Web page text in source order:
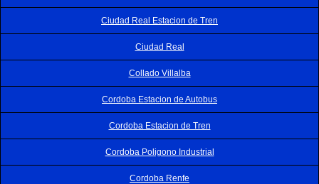
Ciudad Real Estacion de Tren
Ciudad Real
Collado Villalba
Cordoba Estacion de Autobus
Cordoba Estacion de Tren
Cordoba Poligono Industrial
Cordoba Renfe